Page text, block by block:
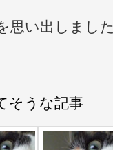
思い出しました
そうな記事